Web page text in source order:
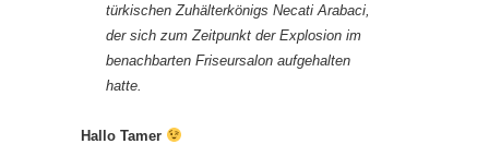
türkischen Zuhälterkönigs Necati Arabaci,
der sich zum Zeitpunkt der Explosion im
benachbarten Friseursalon aufgehalten
hatte.
Hallo Tamer